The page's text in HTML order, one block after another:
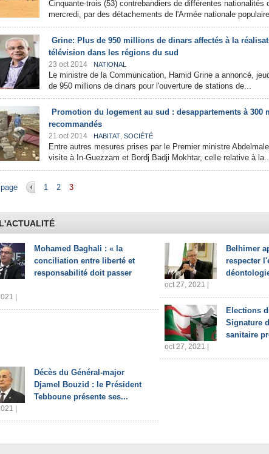
Cinquante-trois (53) contrebandiers de différentes nationalités
mercredi, par des détachements de l'Armée nationale
Grine: Plus de 950 millions de dinars affectés à la
télévision dans les régions du sud
23 oct 2014 NATIONAL
Le ministre de la Communication, Hamid Grine a annoncé,
de 950 millions de dinars pour l'ouverture de stations de...
Promotion du logement au sud : desappartements à 300
recommandés
21 oct 2014 HABITAT, SOCIÉTÉ
Entre autres mesures prises par le Premier ministre
visite à In-Guezzam et Bordj Badji Mokhtar, celle relative à
1 2 3
Mohamed Baghali : « la
conciliation entre liberté et
responsabilité doit passer
|
Belhimer
respecter
oct 27, 2021 |
Elections
Signature
sanitaire
oct 27, 2021 |
Décès du Général-major
Djamel Bouzid : le Président
Tebboune présente ses...
|